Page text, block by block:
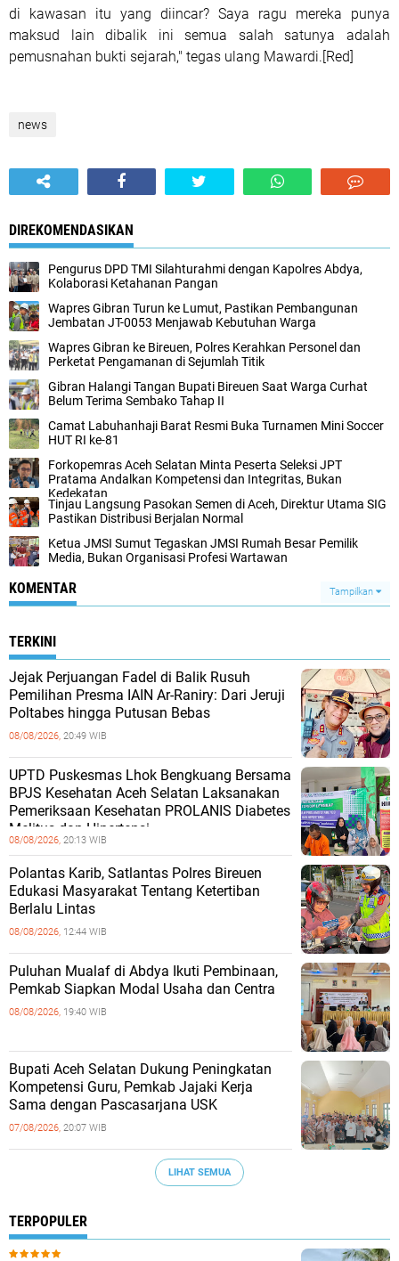
di kawasan itu yang diincar? Saya ragu mereka punya
maksud lain dibalik ini semua salah satunya adalah
pemusnahan bukti sejarah," tegas ulang Mawardi.[Red]
news
DIREKOMENDASIKAN
Pengurus DPD TMI Silahturahmi dengan Kapolres Abdya,
Kolaborasi Ketahanan Pangan
Wapres Gibran Turun ke Lumut, Pastikan Pembangunan
Jembatan JT-0053 Menjawab Kebutuhan Warga
Wapres Gibran ke Bireuen, Polres Kerahkan Personel dan
Perketat Pengamanan di Sejumlah Titik
Gibran Halangi Tangan Bupati Bireuen Saat Warga Curhat
Belum Terima Sembako Tahap II
Camat Labuhanhaji Barat Resmi Buka Turnamen Mini Soccer
HUT RI ke-81
Forkopemras Aceh Selatan Minta Peserta Seleksi JPT
Pratama Andalkan Kompetensi dan Integritas, Bukan
Kedekatan
‎Tinjau Langsung Pasokan Semen di Aceh, ‎Direktur Utama SIG
Pastikan Distribusi Berjalan Normal ‎
Ketua JMSI Sumut Tegaskan JMSI Rumah Besar Pemilik
Media, Bukan Organisasi Profesi Wartawan
KOMENTAR Tampilkan
TERKINI
Jejak Perjuangan Fadel di Balik Rusuh
Pemilihan Presma IAIN Ar-Raniry: Dari Jeruji
Poltabes hingga Putusan Bebas
08/08/2026, 20:49 WIB
UPTD Puskesmas Lhok Bengkuang Bersama
BPJS Kesehatan Aceh Selatan Laksanakan
Pemeriksaan Kesehatan PROLANIS Diabetes
Melitus dan Hipertensi
08/08/2026, 20:13 WIB
Polantas Karib, Satlantas Polres Bireuen
Edukasi Masyarakat Tentang Ketertiban
Berlalu Lintas
08/08/2026, 12:44 WIB
Puluhan Mualaf di Abdya Ikuti Pembinaan,
Pemkab Siapkan Modal Usaha dan Centra
08/08/2026, 19:40 WIB
Bupati Aceh Selatan Dukung Peningkatan
Kompetensi Guru, Pemkab Jajaki Kerja
Sama dengan Pascasarjana USK
07/08/2026, 20:07 WIB
LIHAT SEMUA
TERPOPULER